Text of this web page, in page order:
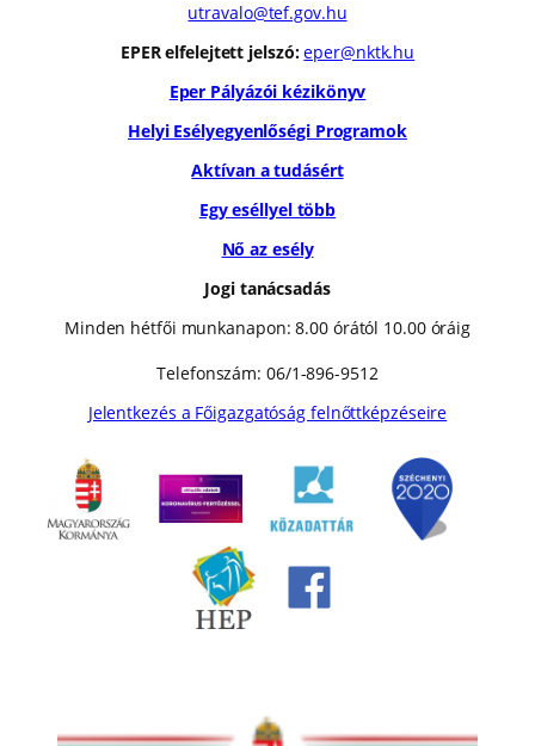
utravalo@tef.gov.hu
EPER elfelejtett jelszó: eper@nktk.hu
Eper Pályázói kézikönyv
Helyi Esélyegyenlőségi Programok
Aktívan a tudásért
Egy eséllyel több
Nő az esély
Jogi tanácsadás
Minden hétfői munkanapon: 8.00 órától 10.00 óráig
Telefonszám: 06/1-896-9512
Jelentkezés a Főigazgatóság felnőttképzéseire